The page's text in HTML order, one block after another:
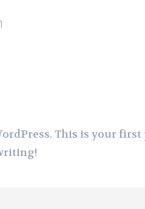
1
This is your first